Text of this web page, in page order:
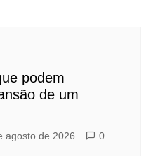
podem
de um
agosto de 2026 0